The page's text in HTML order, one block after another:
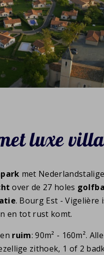
luxe
met
over de 27 holes
. Bourg Est - Vigelière
en tot rust komt.
ruim: 90m² - 160m².
zithoek, 1 of 2